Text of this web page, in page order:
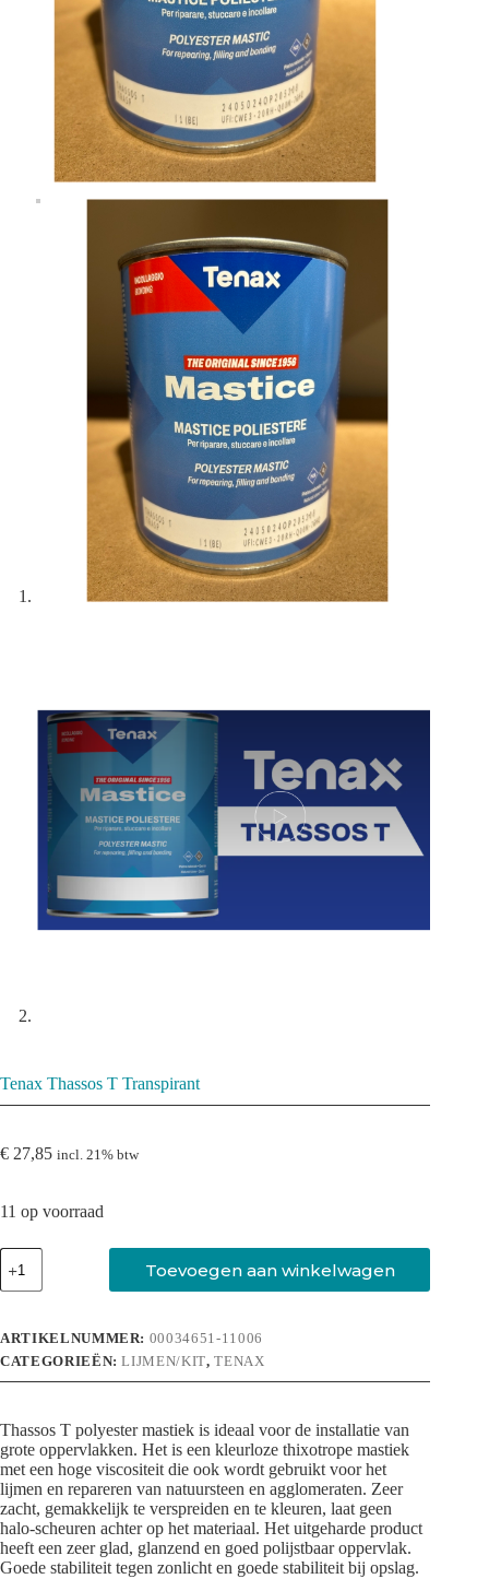
Tenax Thassos T Transpirant
€ 27,85 incl. 21% btw
11 op voorraad
Tenax
Thassos
T
aantal
Toevoegen aan winkelwagen
ARTIKELNUMMER: 00034651-11006
CATEGORIEËN:LIJMEN/KIT,TENAX
Thassos T polyester mastiek is ideaal voor de installatie van
grote oppervlakken. Het is een kleurloze thixotrope mastiek
met een hoge viscositeit die ook wordt gebruikt voor het
lijmen en repareren van natuursteen en agglomeraten. Zeer
zacht, gemakkelijk te verspreiden en te kleuren, laat geen
halo-scheuren achter op het materiaal. Het uitgeharde product
heeft een zeer glad, glanzend en goed polijstbaar oppervlak.
Goede stabiliteit tegen zonlicht en goede stabiliteit bij opslag.